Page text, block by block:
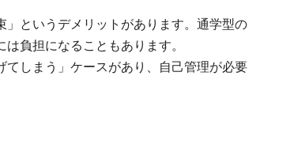
というデメリットがあります。通学型の
負担になることもあります。
てしまう」ケースがあり、自己管理が必要